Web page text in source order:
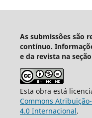
As submissões são
contínuo.
e da revista na seção
Esta obra está
Commons
4.0 Internacional.